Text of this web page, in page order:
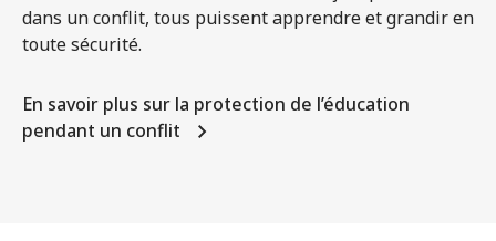
dans un conflit, tous puissent apprendre et grandir en
toute sécurité.
En savoir plus sur la protection de l’éducation
pendant un conflit